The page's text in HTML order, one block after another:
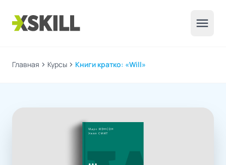
menu
Главная chevron_right Курсы chevron_right Книги кратко: «Will»